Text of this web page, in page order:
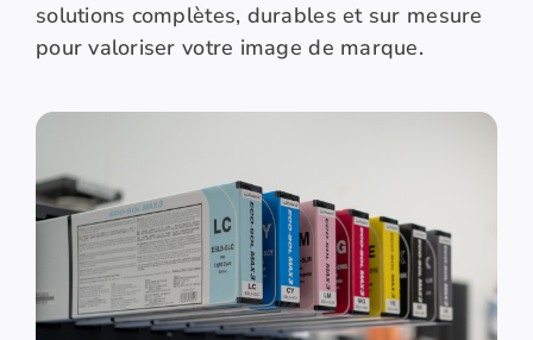
solutions complètes, durables et sur mesure
pour valoriser votre image de marque.